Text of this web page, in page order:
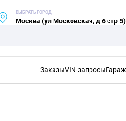
ВЫБРАТЬ ГОРОД
Москва (ул Московская, д 6 стр 5)
ЗаказыVIN-запросыГараж